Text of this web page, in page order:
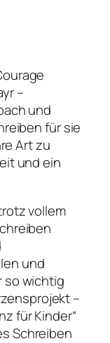
–
und
für sie
Art zu
und ein
vollem
und
so wichtig
–
für Kinder“
Schreiben